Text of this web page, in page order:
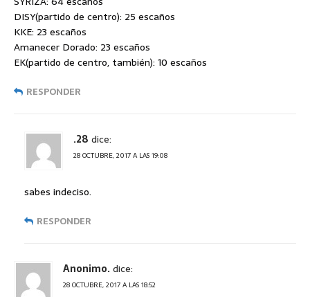
DISY(partido de centro): 25 escaños
KKE: 23 escaños
Amanecer Dorado: 23 escaños
EK(partido de centro, también): 10 escaños
RESPONDER
.28 dice:
28 OCTUBRE, 2017 A LAS 19:08
sabes indeciso.
RESPONDER
Anonimo.dice:
28 OCTUBRE, 2017 A LAS 18:52